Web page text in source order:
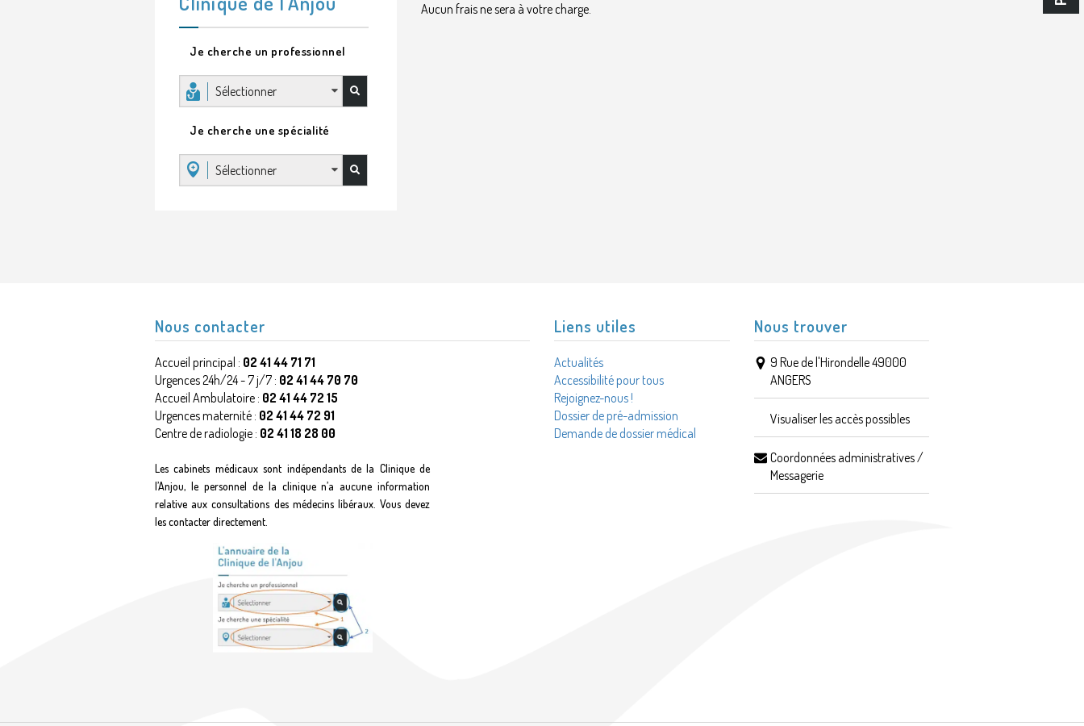
Aucun frais ne sera à votre charge.
Je cherche un professionnel
Sélectionner
Je cherche une spécialité
Sélectionner
Nous contacter
Accueil principal : 02 41 44 71 71
Urgences 24h/24 - 7 j/7 : 02 41 44 70 70
Accueil Ambulatoire : 02 41 44 72 15
Urgences maternité : 02 41 44 72 91
Centre de radiologie : 02 41 18 28 00
Les cabinets médicaux sont indépendants de la Clinique de
l’Anjou, le personnel de la clinique n’a aucune information
relative aux consultations des médecins libéraux. Vous devez
les contacter directement.
Liens utiles
Actualités
Accessibilité pour tous
Rejoignez-nous !
Dossier de pré-admission
Demande de dossier médical
Nous trouver
9 Rue de l'Hirondelle 49000
ANGERS
Visualiser les accès possibles
Coordonnées administratives /
Messagerie